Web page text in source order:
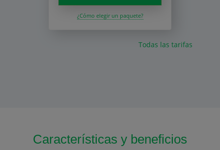
¿Cómo elegir un paquete?
Todas las tarifas
Características y beneficios